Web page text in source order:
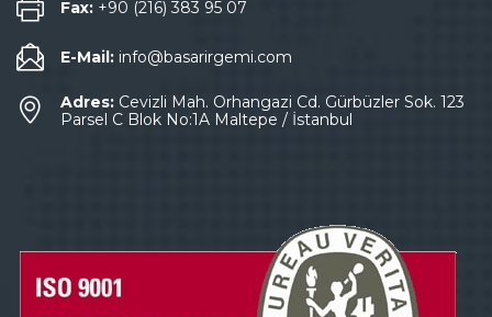
Fax: +90 (216) 383 95 07
E-Mail: info@basarirgemi.com
Adres: Cevizli Mah. Orhangazi Cd. Gürbüzler Sok. 123
Parsel C Blok No:1A Maltepe / İstanbul